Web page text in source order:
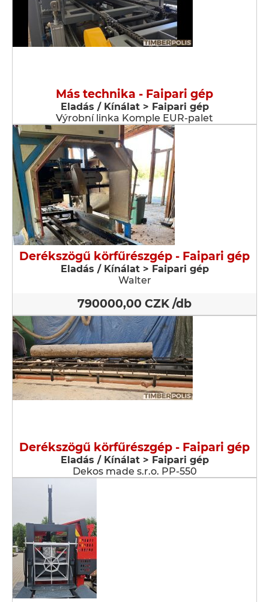
Más technika - Faipari gép
Eladás / Kínálat > Faipari gép
Výrobní linka Komple EUR-palet
Derékszögű körfűrészgép - Faipari gép
Eladás / Kínálat > Faipari gép
Walter
790000,00 CZK /db
Derékszögű körfűrészgép - Faipari gép
Eladás / Kínálat > Faipari gép
Dekos made s.r.o. PP-550